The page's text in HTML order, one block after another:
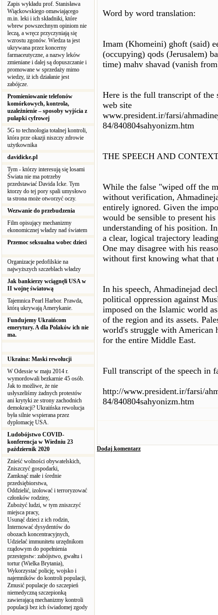
Zapis wykładu prof. Stanisława
Wiąckowskiego omawiającego
m.in. leki i ich składniki, które
wbrew powszechnym opiniom nie
leczą, a wręcz przyczyniają się
wzrostu zgonów. Wiedza ta jest
ukrywana przez koncerny
farmaceutyczne, a nazwy leków
zmieniane i dalej są dopuszczanie i
promowane w sprzedaży mimo
wiedzy, iż ich działanie jest
zabójcze.
Promieniowanie telefonów
komórkowych, kontrola,
uzależnienie – sposoby wyjścia z
pułapki cyfrowej
5G to technologia totalnej kontroli,
która prze okazji niszczy zdrowie
użytkownika
davidicke.pl
Tym - którzy interesują się losami
Świata nie ma potrzeby
przedstawiać Davida Icke. Tym
ktorzy do tej pory spali umysłowo
ta strona może otworzyć oczy.
Wezwanie do przebudzenia
Film opisujący mechanizmy
ekonomicznej władzy nad światem
Przemoc seksualna wobec dzieci
Organizacje pedofilskie na
najwyższych szczeblach władzy
Jak bankierzy wciągnęli USA w
II wojnę światową
Tajemnica Pearl Harbor. Prawda,
którą ukrywają Amerykanie.
Fundujemy Ukraińcom
emerytury. A dla Polaków ich nie
ma.
Ukraina: Maski rewolucji
W Odessie w maju 2014 r.
wymordowali bezkarnie 45 osób.
Jak to możliwe, że nie
usłyszeliśmy żadnych protestów
ani krytyki ze strony zachodnich
demokracji? Ukraińska rewolucja
była silnie wspierana przez
dyplomację USA.
Ludobójstwo COVID-
konferencja w Wiedniu 23
październik 2020
Znieść wolności obywatelskich,
Zniszczyć gospodarki,
Zamknąć małe i średnie
przedsiębiorstwa,
Oddzielić, izolować i terroryzować
członków rodziny,
Zubożyć ludzi, w tym zniszczyć
miejsca pracy,
Usunąć dzieci z ich rodzin,
Internować dysydentów do
obozach koncentracyjnych,
Udzielać immunitetu urzędnikom
rządowym do popełnienia
przestępstw: zabójstwo, gwałtu i
tortur (Wielka Brytania),
Wykorzystać policję, wojsko i
najemników do kontroli populacji,
Zmusić populacje do szczepień
niemedyczną szczepionką
zawierającą mechanizmy kontroli
populacji bez ich świadomej zgody
Word by word translation:
Imam (Khomeini) ghoft (said)
(occupying) qods (Jerusalem)
time) mahv shavad (vanish
Here is the full transcript of the
web site
www.president.ir/farsi/
84/840804sahyonizm.htm
THE SPEECH AND
While the false "wiped off the
without verification,
entirely ignored. Given the
would be sensible to present
understanding of his position.
a clear, logical trajectory
One may disagree with his
without first knowing what that
In his speech, Ahmadinejad
political oppression against
imposed on the Islamic world
of the region and its assets.
world's struggle with American
for the entire Middle East.
Full transcript of the speech in
http://www.president.ir/farsi/
84/840804sahyonizm.htm
Dodaj komentarz